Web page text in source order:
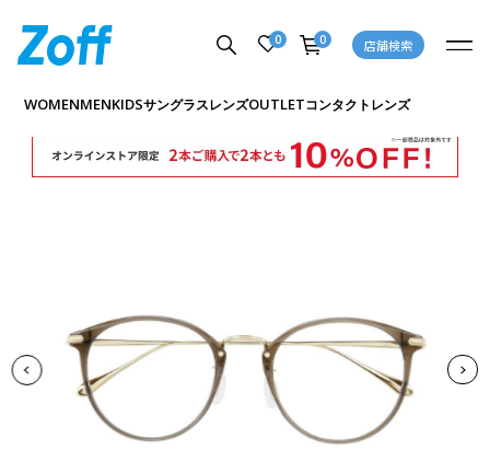
0 0 店舗検索
WOMENMENKIDSサングラスレンズOUTLETコンタクトレンズ
商品詳細ページへ